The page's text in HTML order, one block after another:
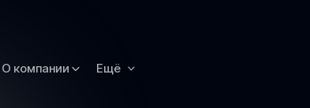
О компании Ещё